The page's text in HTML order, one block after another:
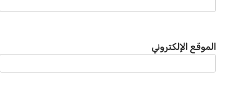
الموقع الإلكتروني